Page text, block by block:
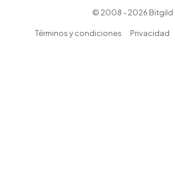
© 2008 - 2026 Bitgild
Términos y condiciones Privacidad